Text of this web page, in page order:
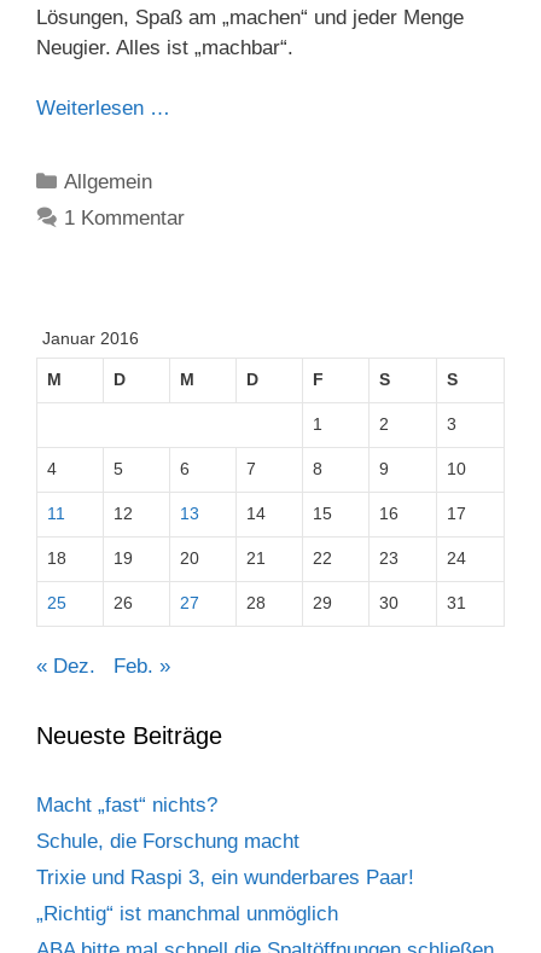
Lösungen, Spaß am „machen“ und jeder Menge
Neugier. Alles ist „machbar“.
Weiterlesen …
Kategorien
Allgemein
1 Kommentar
Januar 2016
M D M D F S S
1 2 3
4 5 6 7 8 9 10
11 12 13 14 15 16 17
18 19 20 21 22 23 24
25 26 27 28 29 30 31
« Dez. Feb. »
Neueste Beiträge
Macht „fast“ nichts?
Schule, die Forschung macht
Trixie und Raspi 3, ein wunderbares Paar!
„Richtig“ ist manchmal unmöglich